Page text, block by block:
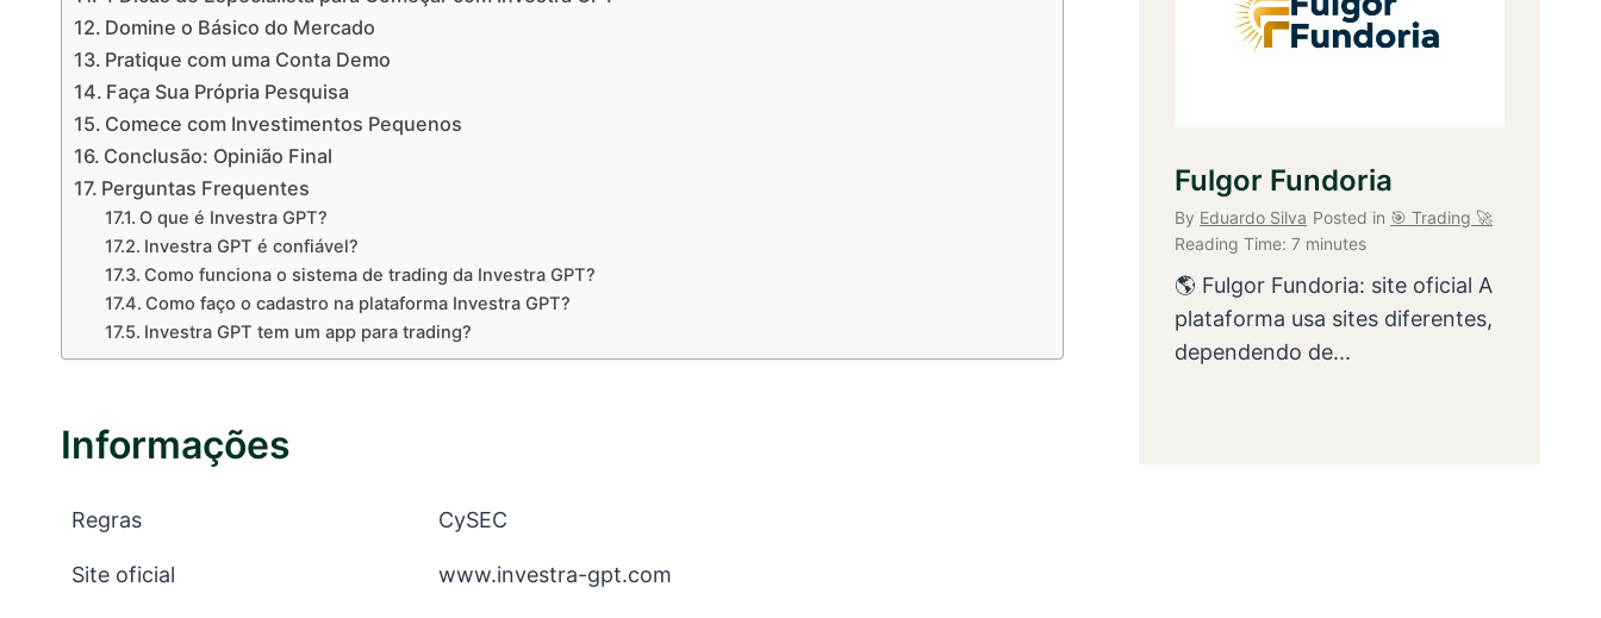
Domine o Básico do Mercado
Pratique com uma Conta Demo
Faça Sua Própria Pesquisa
Comece com Investimentos Pequenos
Conclusão: Opinião Final
Perguntas Frequentes
O que é Investra GPT?
Investra GPT é confiável?
Como funciona o sistema de trading da Investra GPT?
Como faço o cadastro na plataforma Investra GPT?
Investra GPT tem um app para trading?
Informações
Regras CySEC
Site oficial www.investra-gpt.com
Fulgor Fundoria
By Eduardo Silva Posted in 🎯 Trading 🚀
Reading Time: 7 minutes
🌎 Fulgor Fundoria: site oficial A
plataforma usa sites diferentes,
dependendo de...